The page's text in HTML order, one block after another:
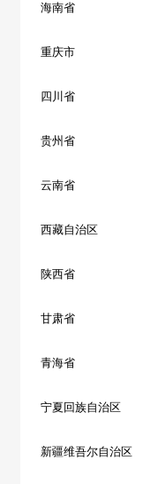
海南省
重庆市
四川省
贵州省
云南省
西藏自治
陕西省
甘肃省
青海省
宁夏回族自
新疆维吾尔